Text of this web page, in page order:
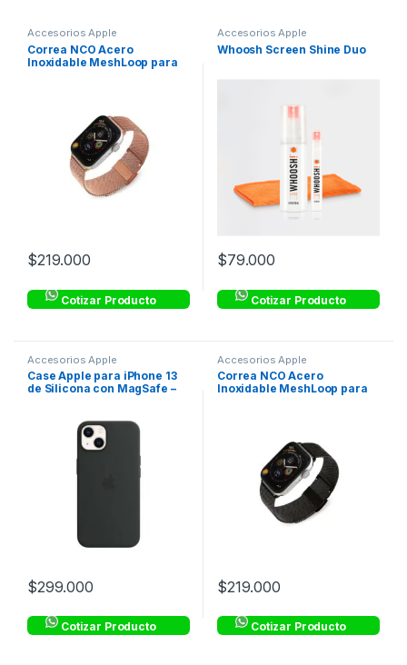
Accesorios Apple
Correa NCO Acero
Inoxidable MeshLoop para
$219.000
Cotizar Producto
Accesorios Apple
Whoosh Screen Shine Duo
$79.000
Cotizar Producto
Accesorios Apple
Case Apple para iPhone 13
de Silicona con MagSafe –
$299.000
Cotizar Producto
Accesorios Apple
Correa NCO Acero
Inoxidable MeshLoop para
$219.000
Cotizar Producto